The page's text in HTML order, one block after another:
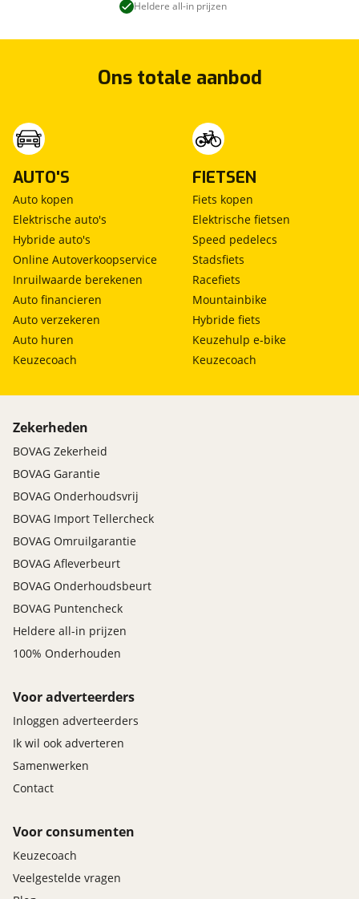
Heldere all-in prijzen
Ons totale aanbod
AUTO'S
Auto kopen
Elektrische auto's
Hybride auto's
Online Autoverkoopservice
Inruilwaarde berekenen
Auto financieren
Auto verzekeren
Auto huren
Keuzecoach
FIETSEN
Fiets kopen
Elektrische fietsen
Speed pedelecs
Stadsfiets
Racefiets
Mountainbike
Hybride fiets
Keuzehulp e-bike
Keuzecoach
Zekerheden
BOVAG Zekerheid
BOVAG Garantie
BOVAG Onderhoudsvrij
BOVAG Import Tellercheck
BOVAG Omruilgarantie
BOVAG Afleverbeurt
BOVAG Onderhoudsbeurt
BOVAG Puntencheck
Heldere all-in prijzen
100% Onderhouden
Voor adverteerders
Inloggen adverteerders
Ik wil ook adverteren
Samenwerken
Contact
Voor consumenten
Keuzecoach
Veelgestelde vragen